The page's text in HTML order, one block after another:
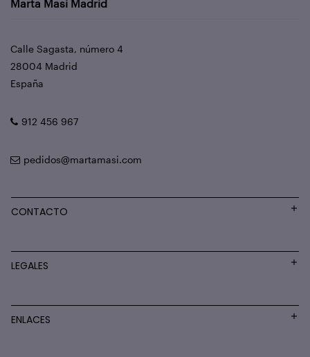
Marta Masi Madrid
Calle Sagasta, número 4
28004 Madrid
España
912 456 967
pedidos@martamasi.com
CONTACTO
LEGALES
ENLACES